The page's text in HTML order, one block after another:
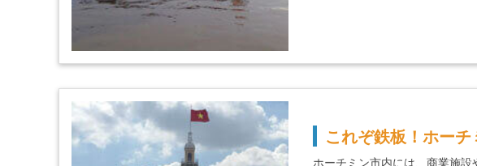
これぞ鉄板！ホー
ホーチミン市内には、商業施